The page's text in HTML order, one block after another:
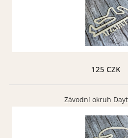
Hnědá matná 080
Vybrat
125 CZK
Závodní okruh